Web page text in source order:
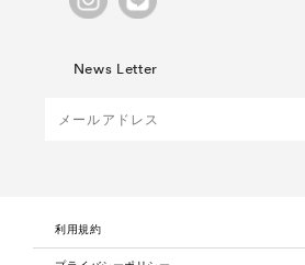
News Letter
利用規約